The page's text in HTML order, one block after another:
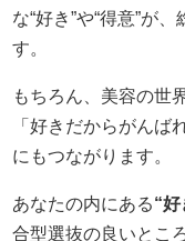
な“好き”や“得意”が
す。
もちろん、美容の世
「好きだからがんば
にもつながります。
あなたの内にある“
合型選抜の良いとこ